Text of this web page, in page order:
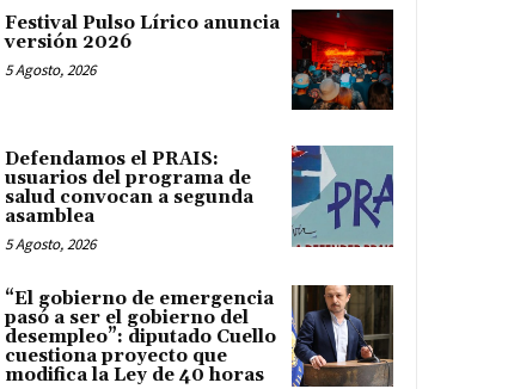
Festival Pulso Lírico anuncia
versión 2026
5 Agosto, 2026
Defendamos el PRAIS:
usuarios del programa de
salud convocan a segunda
asamblea
5 Agosto, 2026
“El gobierno de emergencia
pasó a ser el gobierno del
desempleo”: diputado Cuello
cuestiona proyecto que
modifica la Ley de 40 horas